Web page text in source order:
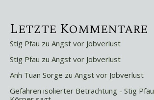
Letzte Kommentare
Stig Pfau zu Angst vor Jobverlust
Stig Pfau zu Angst vor Jobverlust
Anh Tuan Sorge zu Angst vor Jobverlust
Gefahren isolierter Betrachtung - Stig Pfau